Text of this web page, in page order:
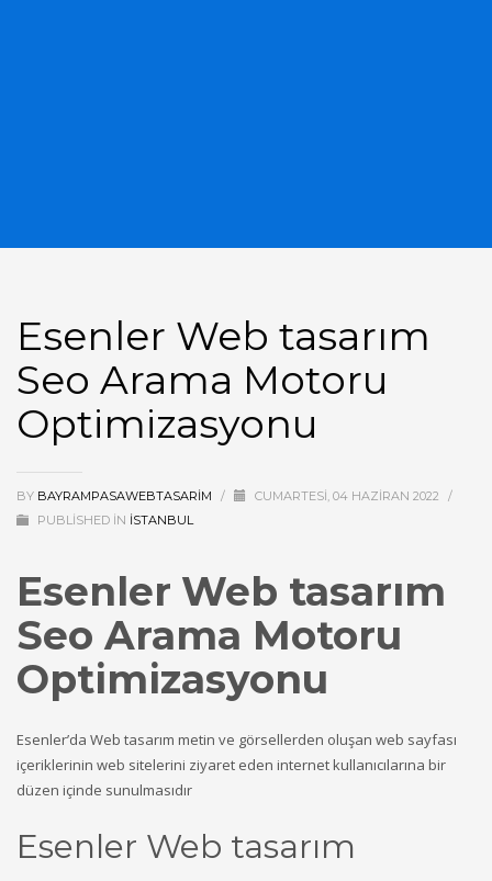
Esenler Web tasarım
Seo Arama Motoru
Optimizasyonu
BY BAYRAMPASAWEBTASARIM / CUMARTESI, 04 HAZIRAN 2022
/
PUBLISHED IN ISTANBUL
Esenler Web tasarım
Seo Arama Motoru
Optimizasyonu
Esenler’da Web tasarım metin ve görsellerden oluşan web sayfası
içeriklerinin web sitelerini ziyaret eden internet kullanıcılarına bir
düzen içinde sunulmasıdır
Esenler Web tasarım